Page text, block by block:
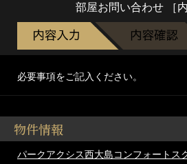
部屋お問い合わせ ［内
必要事項をご記入ください。
物件情報
パークアクシス西大島コンフォートス